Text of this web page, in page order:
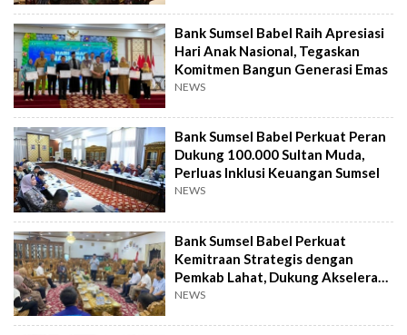
Bank Sumsel Babel Raih Apresiasi
Hari Anak Nasional, Tegaskan
Komitmen Bangun Generasi Emas
NEWS
Bank Sumsel Babel Perkuat Peran
Dukung 100.000 Sultan Muda,
Perluas Inklusi Keuangan Sumsel
NEWS
Bank Sumsel Babel Perkuat
Kemitraan Strategis dengan
Pemkab Lahat, Dukung Akselerasi
Ekonomi Daerah
NEWS